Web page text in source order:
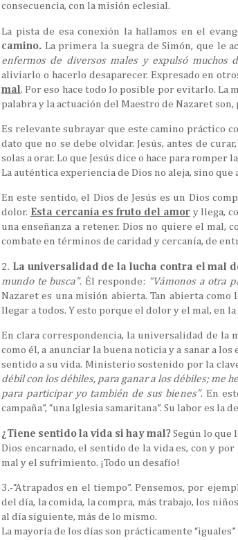
consecuencia, con la misión eclesial.
La pista de esa conexión la hallamos en el
camino. La primera la suegra de Simón, que le
enfermos de diversos males y expulsó muchos
aliviarlo o hacerlo desaparecer. Expresado en
mal . Por eso hace todo lo posible por evitarlo. La
palabra y la actuación del Maestro de Nazaret
Es relevante subrayar que este camino práctico
dato que no se debe olvidar. Jesús, antes de
solas a orar. Lo que Jesús dice o hace para
La auténtica experiencia de Dios no aleja, sino que
En este sentido, el Dios de Jesús es un Dios
dolor. Esta cercanía es fruto del amory llega,
una enseñanza a retener. Dios no quiere el mal,
combate en términos de caridad y cercanía, de
2. La universalidad de la lucha contra el mal
mundo te busca”. Él responde: “Vámonos a otra
Nazaret es una misión abierta. Tan abierta
llegar a todos. Y esto porque el dolor y el mal, en
En clara correspondencia, la universalidad de la
como él, a anunciar la buena noticia y a sanar a
sentido a su vida. Ministerio sostenido por la
débil con los débiles, para ganar a los débiles; me
para participar yo también de sus bienes”. En
campaña”, “una Iglesia samaritana”. Su labor es
¿Tiene sentido la vida si hay mal? Según lo que
Dios encarnado, el sentido de la vida es, con y
mal y el sufrimiento. ¡Todo un desafío!
3.-“Atrapados en el tiempo”. Pensemos, por
del día, la comida, la compra, más trabajo, los
al día siguiente, más de lo mismo.
La mayoría de los días son prácticamente